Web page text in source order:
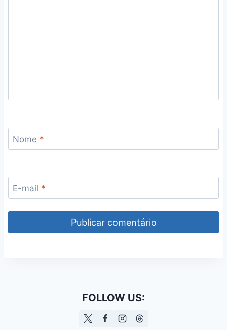
Nome *
E-mail *
FOLLOW US: